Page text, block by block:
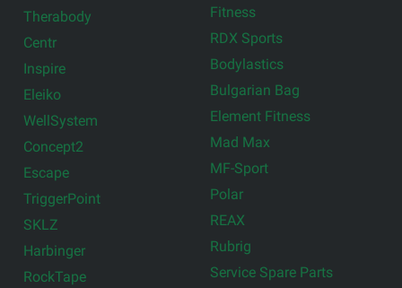
Therabody
Centr
Inspire
Eleiko
WellSystem
Concept2
Escape
TriggerPoint
SKLZ
Harbinger
RockTape
Fitness
RDX Sports
Bodylastics
Bulgarian Bag
Element Fitness
Mad Max
MF-Sport
Polar
REAX
Rubrig
Service Spare Parts